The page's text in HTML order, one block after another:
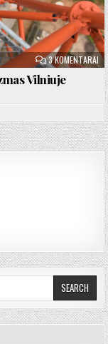
3 KOMENTARAI
Vilniuje